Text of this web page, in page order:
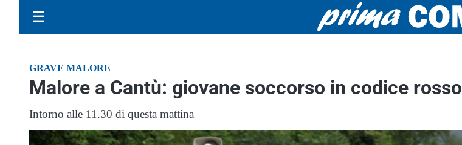
☰
GRAVE MALORE
Malore a Cantù: giovane soccorso in codice rosso
Intorno alle 11.30 di questa mattina